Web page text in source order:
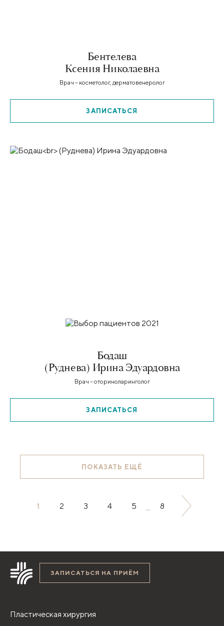
Бентелева
Ксения Николаевна
Врач – косметолог, дерматовенеролог
ЗАПИСАТЬСЯ
Бодаш
(Руднева) Ирина Эдуардовна
Врач – оториноларинголог
ЗАПИСАТЬСЯ
ПОКАЗАТЬ ЕЩЁ
1 2 3 4 5 ... 8
ЗАПИСАТЬСЯ НА ПРИЁМ
Пластическая хирургия